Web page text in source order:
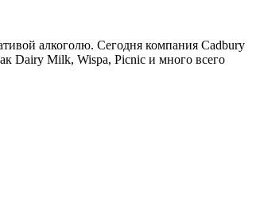
алкоголю. Сегодня компания Cadbury
Dairy Milk, Wispa, Picnic и много всего